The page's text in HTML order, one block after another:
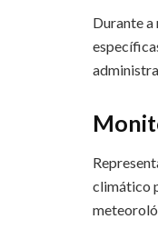
Durante
climático